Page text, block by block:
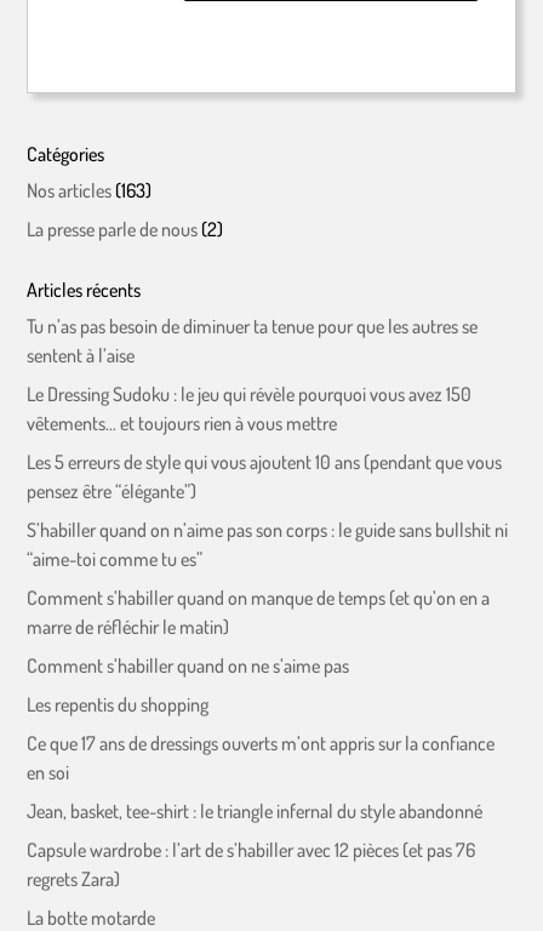
Catégories
Nos articles (163)
La presse parle de nous (2)
Articles récents
Tu n’as pas besoin de diminuer ta tenue pour que les autres se
sentent à l’aise
Le Dressing Sudoku : le jeu qui révèle pourquoi vous avez 150
vêtements… et toujours rien à vous mettre
Les 5 erreurs de style qui vous ajoutent 10 ans (pendant que vous
pensez être “élégante”)
S’habiller quand on n’aime pas son corps : le guide sans bullshit ni
“aime-toi comme tu es”
Comment s’habiller quand on manque de temps (et qu’on en a
marre de réfléchir le matin)
Comment s’habiller quand on ne s’aime pas
Les repentis du shopping
Ce que 17 ans de dressings ouverts m’ont appris sur la confiance
en soi
Jean, basket, tee-shirt : le triangle infernal du style abandonné
Capsule wardrobe : l’art de s’habiller avec 12 pièces (et pas 76
regrets Zara)
La botte motarde